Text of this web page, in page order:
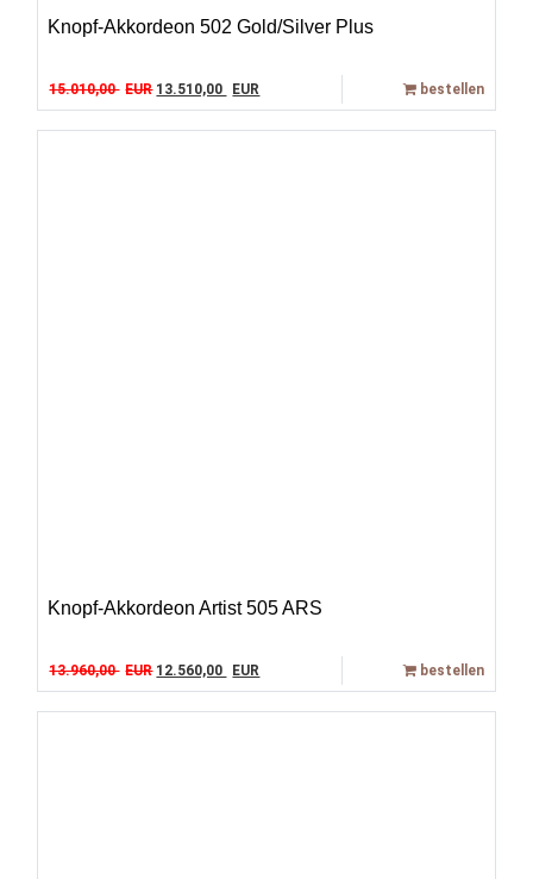
Knopf-Akkordeon 502 Gold/Silver Plus
15.010,00 EUR Original price was: 15.010,00 EUR.
13.510,00 EUR Current price is: 13.510,00 EUR.
bestellen
Knopf-Akkordeon Artist 505 ARS
13.960,00 EUR Original price was: 13.960,00 EUR.
12.560,00 EUR Current price is: 12.560,00 EUR.
bestellen